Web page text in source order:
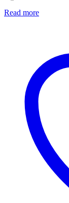
Read more